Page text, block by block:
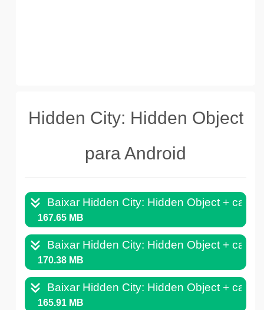
Hidden City: Hidden Object
para Android
Baixar Hidden City: Hidden Object +
167.65 MB
Baixar Hidden City: Hidden Object +
170.38 MB
Baixar Hidden City: Hidden Object +
165.91 MB